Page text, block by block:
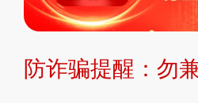
持投资购买的观
提交说明： 快速
防诈骗提醒：勿